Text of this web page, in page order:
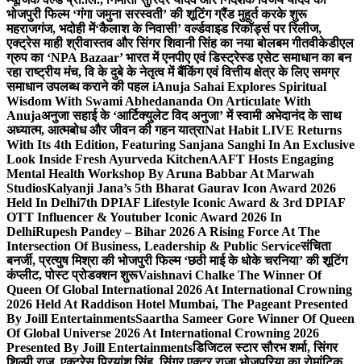
भोजपुरी फिल्म ‘गंगा जमुना सरस्वती’ की शूटिंग ग्रैंड मुहूर्त करके शुरू
महराजगंज, भदोही में‘कैलाश के निवासी’ वर्ल्डवाइड रिकॉर्ड्स पर रिलीज,
एक्ट्रेस माही श्रीवास्तव और सिंगर शिवानी सिंह का नया बोलबम गीतवीकेडीएल
ग्रुप का ‘NPA Bazaar’ भारत में एनपीए एवं डिस्ट्रेस्ड एसेट समाधान का बन
रहा राष्ट्रीय मंच, वि के दुबे के नेतृत्व में बैंकिंग एवं वित्तीय क्षेत्र के लिए समग्र
समाधान उपलब्ध कराने की पहल iAnuja Sahai Explores Spiritual
Wisdom With Swami Abhedananda On Articulate With
Anujaअनुजा सहाई के ‘आर्टिक्युलेट विद अनुजा’ में स्वामी अभेदानंद के साथ
अध्यात्म, आत्मबोध और जीवन की गहन यात्राNat Habit LIVE Returns
With Its 4th Edition, Featuring Sanjana Sanghi In An Exclusive
Look Inside Fresh Ayurveda KitchenAAFT Hosts Engaging
Mental Health Workshop By Aruna Babbar At Marwah
StudiosKalyanji Jana’s 5th Bharat Gaurav Icon Award 2026
Held In Delhi7th DPIAF Lifestyle Iconic Award & 3rd DPIAF
OTT Influencer & Youtuber Iconic Award 2026 In
DelhiRupesh Pandey – Bihar 2026 A Rising Force At The
Intersection Of Business, Leadership & Public Serviceसंचिता
बनर्जी, प्रत्युष मिश्रा की भोजपुरी फिल्म ‘छठी माई के धोके चरनिया’ की शूटिंग
कंप्लीट, पोस्ट प्रोडक्शन शुरूVaishnavi Chalke The Winner Of
Queen Of Global International 2026 At International Crowning
2026 Held At Raddison Hotel Mumbai, The Pageant Presented
By Joill EntertainmentsSaartha Sameer Gore Winner Of Queen
Of Global Universe 2026 At International Crowning 2026
Presented By Joill Entertainmentsडिजिटल स्टार सौरभ शर्मा, सिंगर